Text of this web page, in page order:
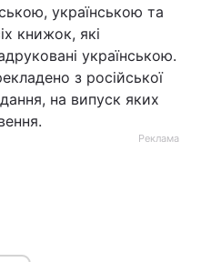
українською та
книжок, які
українською.
з російської
на випуск яких
Реклама